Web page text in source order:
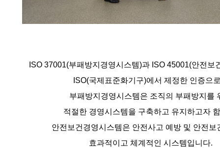
ISO 37001(부패방지경영시스템)과 ISO 45001(안전보
ISO(국제표준화기구)에서 제정한 인증으
부패방지경영시스템은 조직의 부패방지를
적절한 경영시스템을 구축하고 유지하고자
안전보건경영시스템은 안전사고 예방 및 안전보
효과적이고 체계적인 시스템입니다.